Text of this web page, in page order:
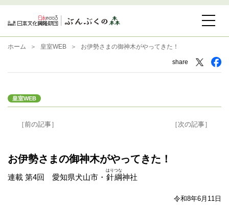
ホーム 皇室WEB お伊勢さまの御神木がやってきた！
share
皇室WEB
［前の記事］ ［次の記事］
お伊勢さまの御神木がやってきた！
連載 第4回 愛知県犬山市・ 針綱
はりつな
神社
令和8年6月11日